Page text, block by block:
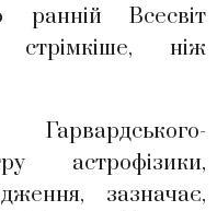
Всесвіт
стрімкіше, ніж
астрофізики,
зазначає,